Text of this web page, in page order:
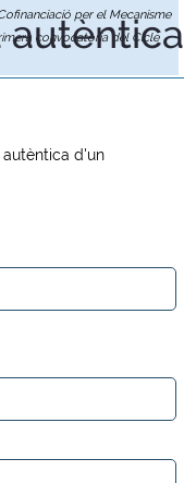
per el Mecanisme
convocatòria del Cicle
autèntica
d'un